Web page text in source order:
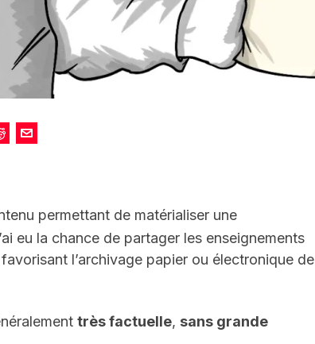
permettant de matérialiser une
eu la chance de partager les enseignements
l’archivage papier ou électronique de
très factuelle, sans grande